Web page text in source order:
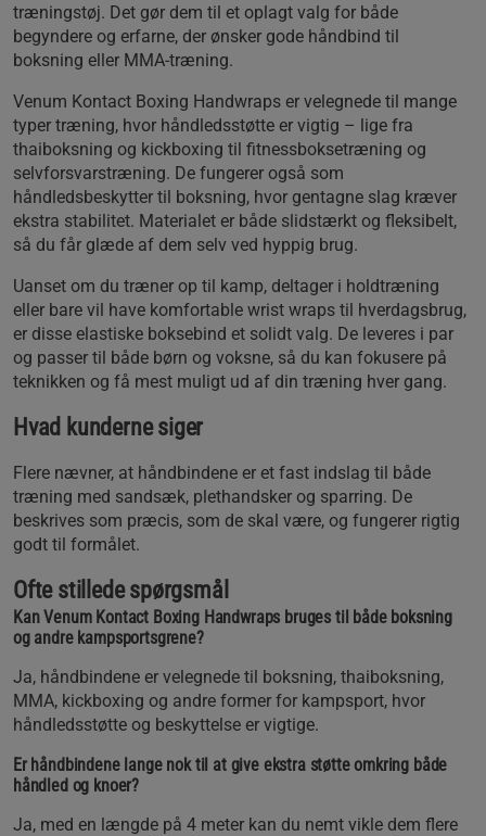
træningstøj. Det gør dem til et oplagt valg for både
begyndere og erfarne, der ønsker gode håndbind til
boksning eller MMA-træning.
Venum Kontact Boxing Handwraps er velegnede til mange
typer træning, hvor håndledsstøtte er vigtig – lige fra
thaiboksning og kickboxing til fitnessboksetræning og
selvforsvarstræning. De fungerer også som
håndledsbeskytter til boksning, hvor gentagne slag kræver
ekstra stabilitet. Materialet er både slidstærkt og fleksibelt,
så du får glæde af dem selv ved hyppig brug.
Uanset om du træner op til kamp, deltager i holdtræning
eller bare vil have komfortable wrist wraps til hverdagsbrug,
er disse elastiske boksebind et solidt valg. De leveres i par
og passer til både børn og voksne, så du kan fokusere på
teknikken og få mest muligt ud af din træning hver gang.
Hvad kunderne siger
Flere nævner, at håndbindene er et fast indslag til både
træning med sandsæk, plethandsker og sparring. De
beskrives som præcis, som de skal være, og fungerer rigtig
godt til formålet.
Ofte stillede spørgsmål
Kan Venum Kontact Boxing Handwraps bruges til både boksning
og andre kampsportsgrene?
Ja, håndbindene er velegnede til boksning, thaiboksning,
MMA, kickboxing og andre former for kampsport, hvor
håndledsstøtte og beskyttelse er vigtige.
Er håndbindene lange nok til at give ekstra støtte omkring både
håndled og knoer?
Ja, med en længde på 4 meter kan du nemt vikle dem flere